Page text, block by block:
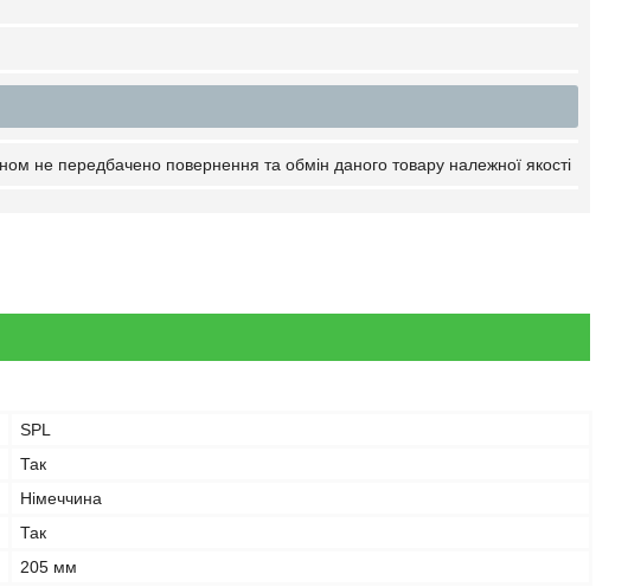
не передбачено повернення та обмін даного товару належної якості
SPL
Так
Німеччина
Так
205 мм